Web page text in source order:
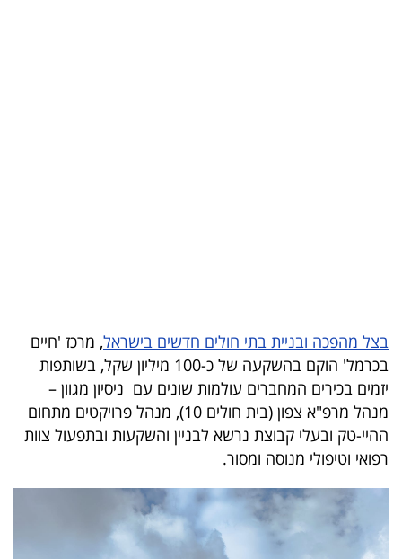
הכלכלי
פודקאסט
40
UNDER
שיתופי
בצל מהפכה ובניית בתי חולים חדשים בישראל, מרכז 'חיים
בכרמל' הוקם בהשקעה של כ-100 מיליון שקל, בשותפות
יזמים בכירים המחברים עולמות שונים עם ניסיון מגוון –
מנהל מרפ"א צפון (בית חולים 10), מנהל פרויקטים מתחום
ההיי-טק ובעלי קבוצת נרשא לבניין והשקעות ובתפעול צוות
רפואי וטיפולי מנוסה ומסור.